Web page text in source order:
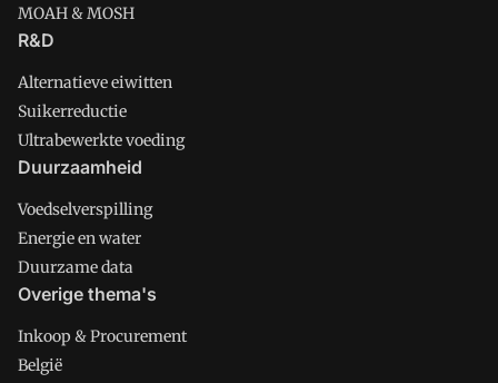
MOAH & MOSH
R&D
Alternatieve eiwitten
Suikerreductie
Ultrabewerkte voeding
Duurzaamheid
Voedselverspilling
Energie en water
Duurzame data
Overige thema's
Inkoop & Procurement
België